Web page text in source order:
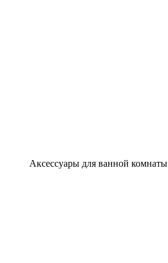
Аксессуары для ванной комнаты